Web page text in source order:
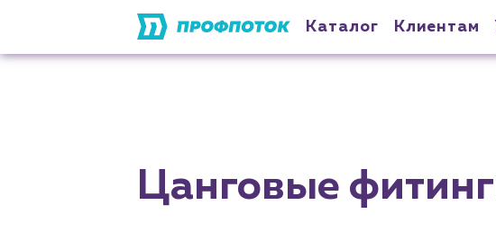
Каталог Клиентам
Цанговые